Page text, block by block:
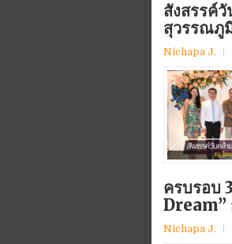
สังสรรค์
สุวรรณภู
Nichapa J.
ครบรอบ
Dream”
Nichapa J.